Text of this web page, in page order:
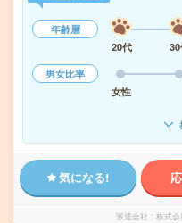
年齢層
20代
男女比率
女性
気になる!
派遣会社 株式